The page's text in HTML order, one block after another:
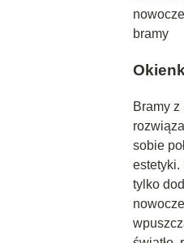
Bramy
sobie
estetyki.
tylko